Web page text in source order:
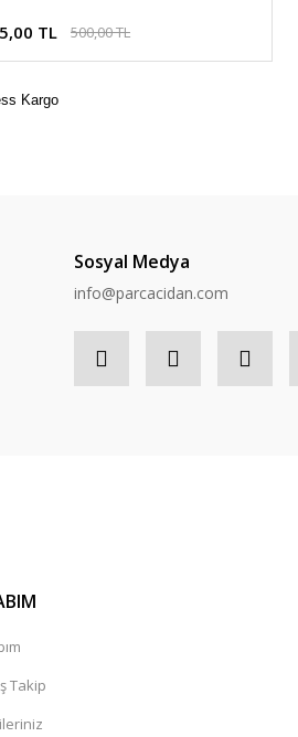
TL 500,00 TL
Sosyal Medya
info@parcacidan.com
Takip